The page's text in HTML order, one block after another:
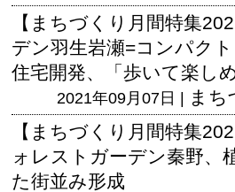
【まちづくり月間特集
デン羽生岩瀬=コンパク
住宅開発、「歩いて楽し
2021年09月07日 | まち
【まちづくり月間特集
ォレストガーデン秦野、
た街並み形成